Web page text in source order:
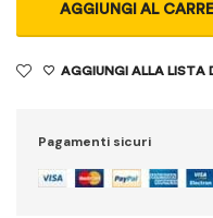
AGGIUNGI AL
AGGIUNGI ALLA LISTA
Pagamenti sicuri